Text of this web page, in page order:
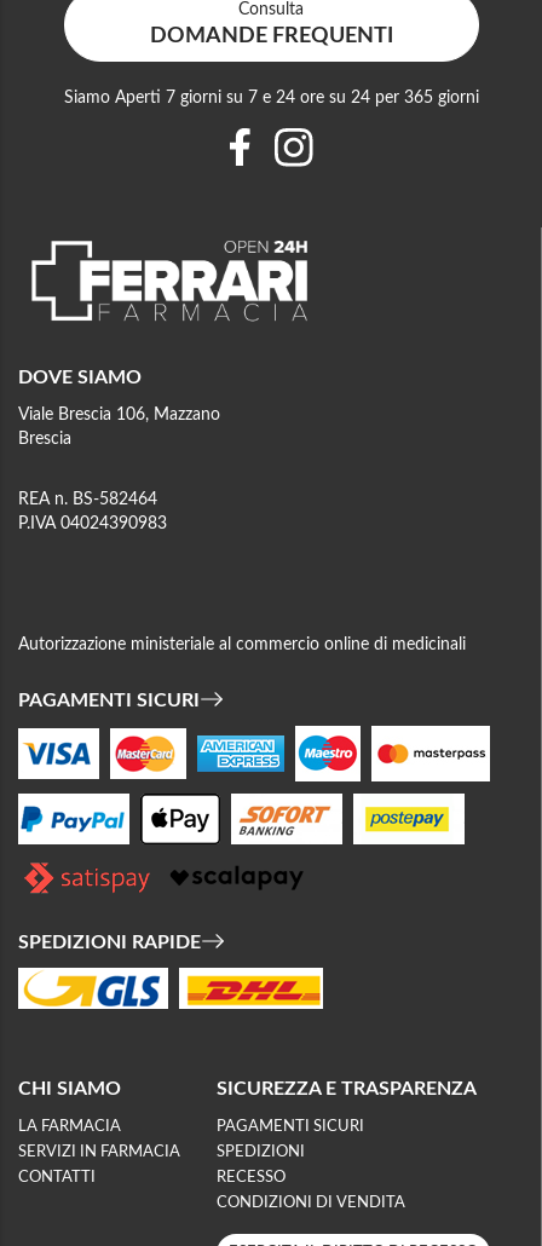
DOVE SIAMO
Viale Brescia 106, Mazzano
Brescia
REA n. BS-582464
P.IVA 04024390983
Autorizzazione ministeriale al commercio online di medicinali
PAGAMENTI SICURI
SPEDIZIONI RAPIDE
CHI SIAMO
LA FARMACIA
SERVIZI IN FARMACIA
CONTATTI
SICUREZZA E TRASPARENZA
PAGAMENTI SICURI
SPEDIZIONI
RECESSO
CONDIZIONI DI VENDITA
Consulta
DOMANDE FREQUENTI
Siamo Aperti 7 giorni su 7 e 24 ore su 24 per 365 giorni